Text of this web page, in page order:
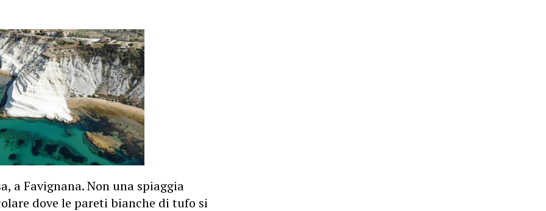
a Favignana. Non una spiaggia
dove le pareti bianche di tufo si